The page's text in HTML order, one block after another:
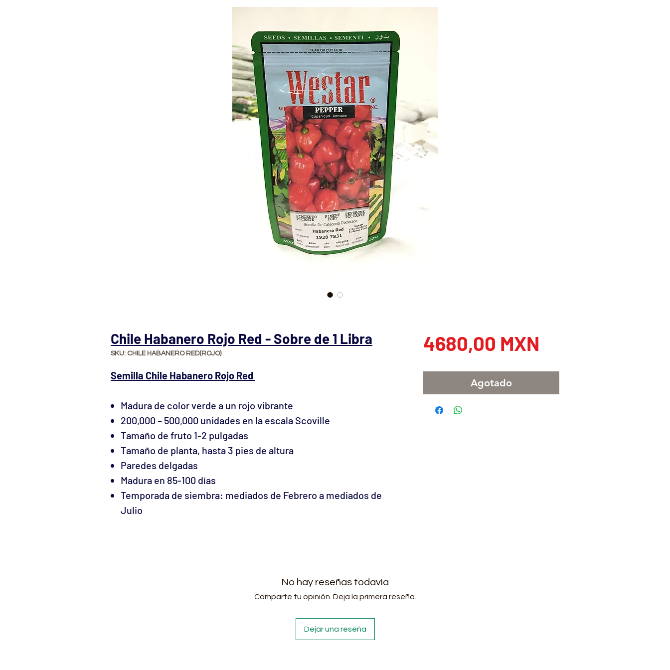
Chile Habanero Rojo Red - Sobre de 1 Libra
SKU: CHILE HABANERO RED(ROJO)
Semilla Chile Habanero Rojo Red
Madura de color verde a un rojo vibrante
200,000 – 500,000 unidades en la escala Scoville
Tamaño de fruto 1-2 pulgadas
Tamaño de planta, hasta 3 pies de altura
Paredes delgadas
Madura en 85-100 días
Temporada de siembra: mediados de Febrero a mediados de
Julio
4680,00 MXN
Agotado
No hay reseñas todavía
Comparte tu opinión. Deja la primera reseña.
Dejar una reseña